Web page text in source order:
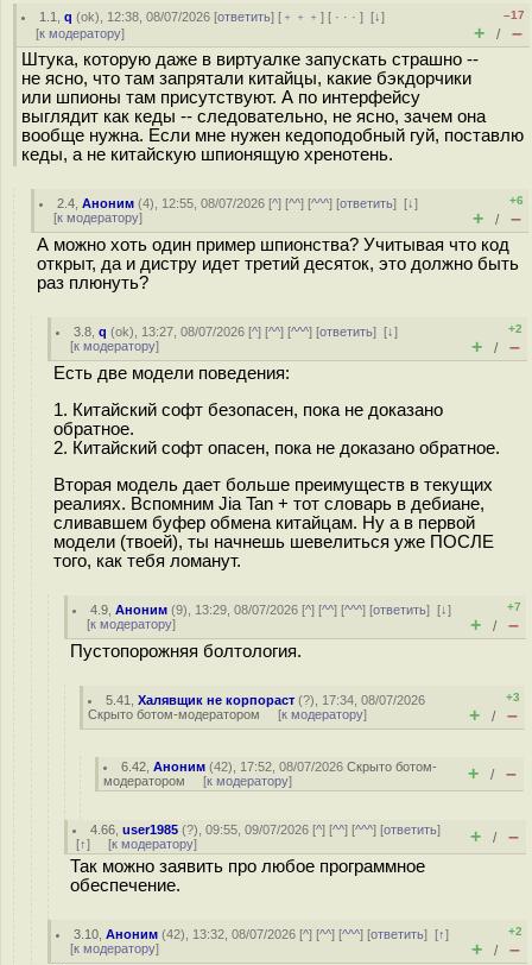
1.1 ,q (ok), 12:38, 08/07/2026 [ответить] [ ﹢﹢﹢] [ · · ·][↓]
[к модератору]
–17
+ / –
Штука, которую даже в виртуалке запускать страшно --
не ясно, что там запрятали китайцы, какие бэкдорчики
или шпионы там присутствуют. А по интерфейсу
выглядит как кеды -- следовательно, не ясно, зачем она
вообще нужна. Если мне нужен кедоподобный гуй, поставлю
кеды, а не китайскую шпионящую хренотень.
2.4 ,Аноним (4), 12:55, 08/07/2026 [^] [^^] [^^^] [ответить][↓]
[к модератору]
+6
+ / –
А можно хоть один пример шпионства? Учитывая что код
открыт, да и дистру идет третий десяток, это должно быть
раз плюнуть?
3.8 ,q (ok), 13:27, 08/07/2026 [^] [^^] [^^^] [ответить][↓]
[к модератору]
+2
+ / –
Есть две модели поведения:
1. Китайский софт безопасен, пока не доказано
обратное.
2. Китайский софт опасен, пока не доказано обратное.
Вторая модель дает больше преимуществ в текущих
реалиях. Вспомним Jia Tan + тот словарь в дебиане,
сливавшем буфер обмена китайцам. Ну а в первой
модели (твоей), ты начнешь шевелиться уже ПОСЛЕ
того, как тебя ломанут.
4.9 ,Аноним (9), 13:29, 08/07/2026 [^] [^^] [^^^] [ответить][↓]
[к модератору]
+7
+ / –
Пустопорожняя болтология.
5.41 ,Халявщик не корпораст (?), 17:34, 08/07/2026
Скрыто ботом-модератором [к модератору]
+3
+ / –
6.42 ,Аноним (42), 17:52, 08/07/2026Скрыто ботом-
модератором [к модератору] + / –
4.66 ,user1985 (?), 09:55, 09/07/2026 [^] [^^] [^^^] [ответить]
[↑] [к модератору] + / –
Так можно заявить про любое программное
обеспечение.
3.10 ,Аноним (42), 13:32, 08/07/2026 [^] [^^] [^^^] [ответить][↑]
[к модератору]
+2
+ / –